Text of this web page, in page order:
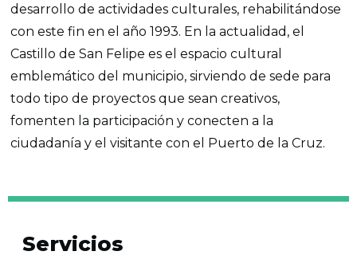
desarrollo de actividades culturales, rehabilitándose
con este fin en el año 1993. En la actualidad, el
Castillo de San Felipe es el espacio cultural
emblemático del municipio, sirviendo de sede para
todo tipo de proyectos que sean creativos,
fomenten la participación y conecten a la
ciudadanía y el visitante con el Puerto de la Cruz.
Servicios